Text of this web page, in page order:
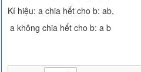
Kí hiệu: a chia hết cho b: ab,
a không chia hết cho b: a b